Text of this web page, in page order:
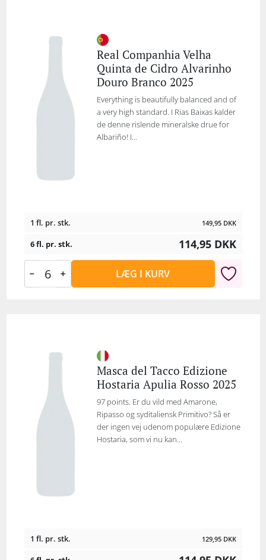
Real Companhia Velha
Quinta de Cidro Alvarinho
Douro Branco 2025
Everything is beautifully balanced and of
a very high standard. I Rias Baixas kalder
de denne rislende mineralske drue for
Albariño! I...
1 fl. pr. stk. 149,95 DKK
6 fl. pr. stk. 114,95 DKK
LÆG I KURV
Masca del Tacco Edizione
Hostaria Apulia Rosso 2025
97 points. Er du vild med Amarone,
Ripasso og syditaliensk Primitivo? Så er
der ingen vej udenom populære Edizione
Hostaria, som vi nu kan...
1 fl. pr. stk. 129,95 DKK